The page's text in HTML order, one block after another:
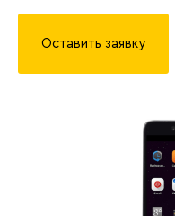
Оставить заявку